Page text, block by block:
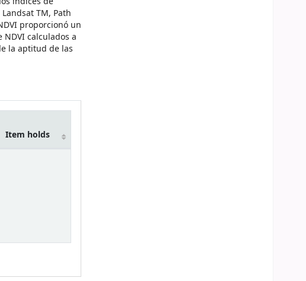
TM, Path
proporcionó un
calculados a
la aptitud de las
Item holds